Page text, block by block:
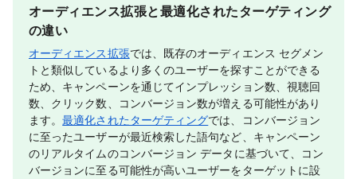
オーディエンス拡張と最適化されたターゲティング
の違い
オーディエンス拡張では、既存のオーディエンス セグメン
トと類似しているより多くのユーザーを探すことができる
ため、キャンペーンを通じてインプレッション数、視聴回
数、クリック数、コンバージョン数が増える可能性があり
ます。最適化されたターゲティングでは、コンバージョン
に至ったユーザーが最近検索した語句など、キャンペーン
のリアルタイムのコンバージョン データに基づいて、コン
バージョンに至る可能性が高いユーザーをターゲットに設